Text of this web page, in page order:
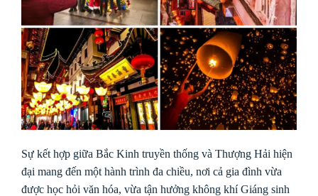
Sự kết hợp giữa Bắc Kinh truyền thống và Thượng Hải hiện
đại mang đến một hành trình đa chiều, nơi cả gia đình vừa
được học hỏi văn hóa, vừa tận hưởng không khí Giáng sinh